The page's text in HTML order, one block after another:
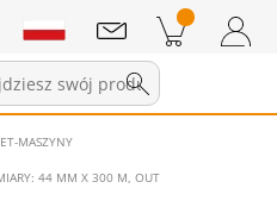
MASZYNY
44 MM X 300 M, OUT